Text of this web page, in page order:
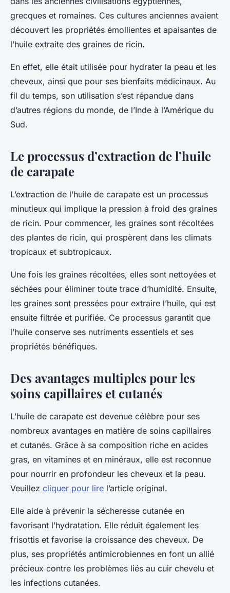
grecques et romaines. Ces cultures anciennes avaient
découvert les propriétés émollientes et apaisantes de
l’huile extraite des graines de ricin.
En effet, elle était utilisée pour hydrater la peau et les
cheveux, ainsi que pour ses bienfaits médicinaux. Au
fil du temps, son utilisation s’est répandue dans
d’autres régions du monde, de l’Inde à l’Amérique du
Sud.
Le processus d’extraction de l’huile
de carapate
L’extraction de l’huile de carapate est un processus
minutieux qui implique la pression à froid des graines
de ricin. Pour commencer, les graines sont récoltées
des plantes de ricin, qui prospèrent dans les climats
tropicaux et subtropicaux.
Une fois les graines récoltées, elles sont nettoyées et
séchées pour éliminer toute trace d’humidité. Ensuite,
les graines sont pressées pour extraire l’huile, qui est
ensuite filtrée et purifiée. Ce processus garantit que
l’huile conserve ses nutriments essentiels et ses
propriétés bénéfiques.
Des avantages multiples pour les
soins capillaires et cutanés
L’huile de carapate est devenue célèbre pour ses
nombreux avantages en matière de soins capillaires
et cutanés. Grâce à sa composition riche en acides
gras, en vitamines et en minéraux, elle est reconnue
pour nourrir en profondeur les cheveux et la peau.
Veuillez cliquer pour lire l’article original.
Elle aide à prévenir la sécheresse cutanée en
favorisant l’hydratation. Elle réduit également les
frisottis et favorise la croissance des cheveux. De
plus, ses propriétés antimicrobiennes en font un allié
précieux contre les problèmes liés au cuir chevelu et
les infections cutanées.